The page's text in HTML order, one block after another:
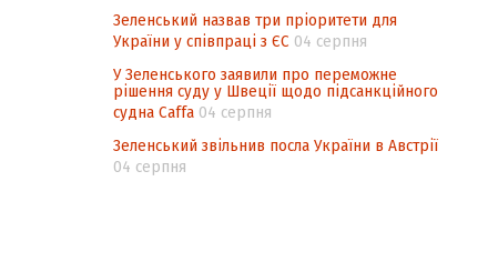
Зеленський назвав три пріоритети для
України у співпраці з ЄС 04 серпня
У Зеленського заявили про переможне
рішення суду у Швеції щодо підсанкційного
судна Caffa 04 серпня
Зеленський звільнив посла України в Австрії
04 серпня